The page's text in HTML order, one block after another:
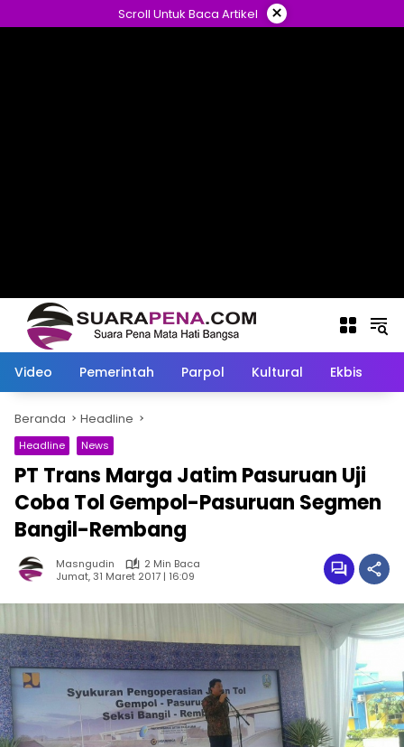
ke
Scroll Untuk Baca Artikel ×
Video Pemerintah Parpol Kultural Ekbis
Beranda Headline
Headline News
PT Trans Marga Jatim Pasuruan Uji
Coba Tol Gempol-Pasuruan Segmen
Bangil-Rembang
Masngudin
2 Min Baca
Jumat, 31 Maret 2017 | 16:09